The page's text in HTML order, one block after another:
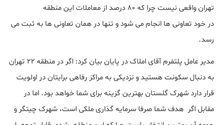
تهران واقعی نیست چرا که ۸۰ درصد از معاملات این منطقه
در خود تعاونی ها انجام می شود و تنها در همان تعاونی ها به ثبت می
رسد.
مدیر عامل پلتفرم آقای املاک در پایان بیان کرد: اگر در منطقه ۲۲ تهران
به دنبال سکونت هستید و نزدیکی به مراکز رفاهی برایتان در اولویت
قرار دارد شهرک گلستان بهترین گزینه برای شما خواهد بود. اما در
مقابل اگر هدف شما صرفا سرمایه گذاری ملکی است، شهرک چیتگر و